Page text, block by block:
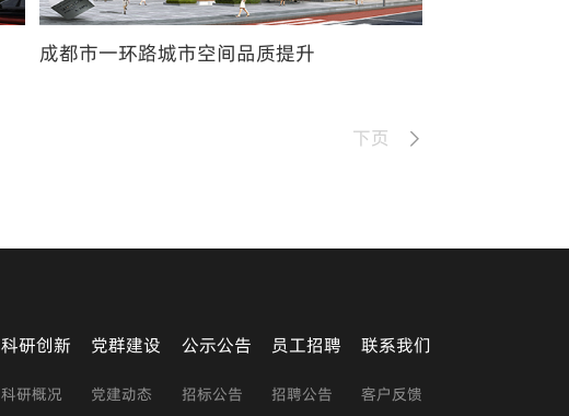
成都市一环路城市空间品质提升
下页
科研创新
科研概况
党群建设
党建动态
公示公告
招标公告
员工招聘
招聘公告
联系我们
客户反馈